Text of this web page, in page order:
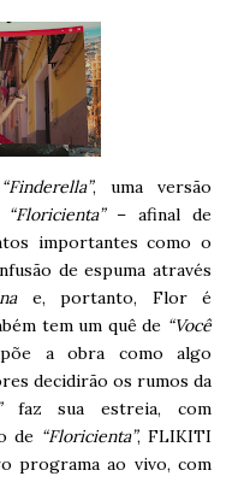
“Finderella”, uma versão
“Floricienta”– afinal de
importantes como o
de espuma através
e, portanto, Flor é
tem um quê de “Você
a obra como algo
decidirão os rumos da
faz sua estreia, com
de “Floricienta”, FLIKITI
programa ao vivo, com